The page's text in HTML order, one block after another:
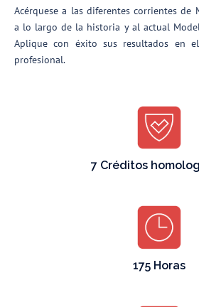
Acérquese a las diferentes corrientes de
a lo largo de la historia y al actual
Aplique con éxito sus resultados en
profesional.
7 Créditos
175 Horas